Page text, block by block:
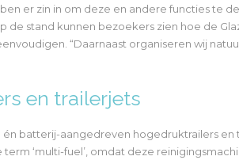
er zin in om deze en andere functies te
de stand kunnen bezoekers zien hoe de
“Daarnaast organiseren wij
en trailerjets
batterij-aangedreven hogedruktrailers en
‘multi-fuel’, omdat deze